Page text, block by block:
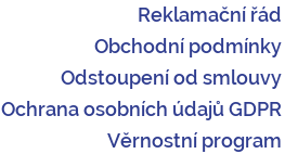
Reklamační řád
Obchodní podmínky
Odstoupení od smlouvy
Ochrana osobních údajů GDPR
Věrnostní program